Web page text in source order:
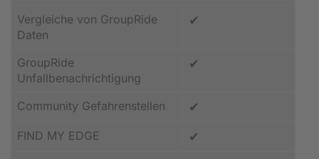
Vergleiche von GroupRide
Daten
✔
GroupRide
Unfallbenachrichtigung
✔
Community Gefahrenstellen ✔
FIND MY EDGE ✔